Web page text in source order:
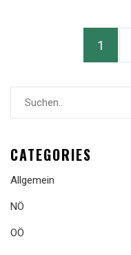
1
CATEGORIES
Allgemein
NÖ
OÖ